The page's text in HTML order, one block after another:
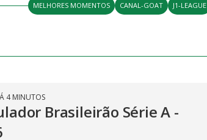
MELHORES MOMENTOS CANAL-GOAT J1-LEAGUE
4 MINUTOS
Brasileirão Série A -